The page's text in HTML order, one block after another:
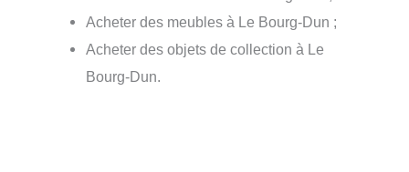
Acheter des meubles à Le Bourg-Dun ;
Acheter des objets de collection à Le
Bourg-Dun.